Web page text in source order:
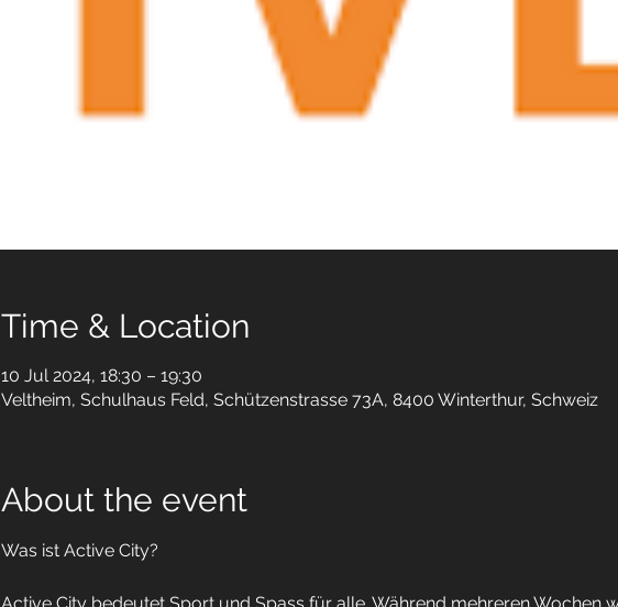
Time & Location
10 Jul 2024, 18:30 – 19:30
Veltheim, Schulhaus Feld, Schützenstrasse 73A, 8400 Winterthur, Schweiz
About the event